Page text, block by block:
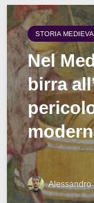
STORIA
Nel
birra
Alessandro